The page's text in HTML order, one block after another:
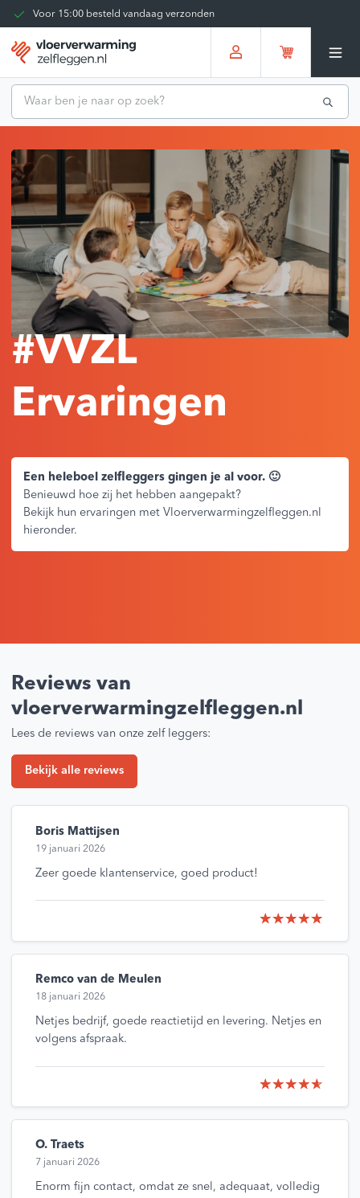
Kies zelf je bezorgmoment
Tot 30 dagen terug te sturen
Gratis verzending vanaf
#VVZL
Ervaringen
Een heleboel zelfleggers gingen je al voor. 🙂
Benieuwd hoe zij het hebben aangepakt?
Bekijk hun ervaringen met Vloerverwarmingzelfleggen.nl
hieronder.
Reviews van
vloerverwarmingzelfleggen.nl
Lees de reviews van onze zelf leggers:
Bekijk alle reviews
Boris Mattijsen
19 januari 2026
Zeer goede klantenservice, goed product!
Remco van de Meulen
18 januari 2026
Netjes bedrijf, goede reactietijd en levering. Netjes en
volgens afspraak.
O. Traets
7 januari 2026
Enorm fijn contact, omdat ze snel, adequaat, volledig